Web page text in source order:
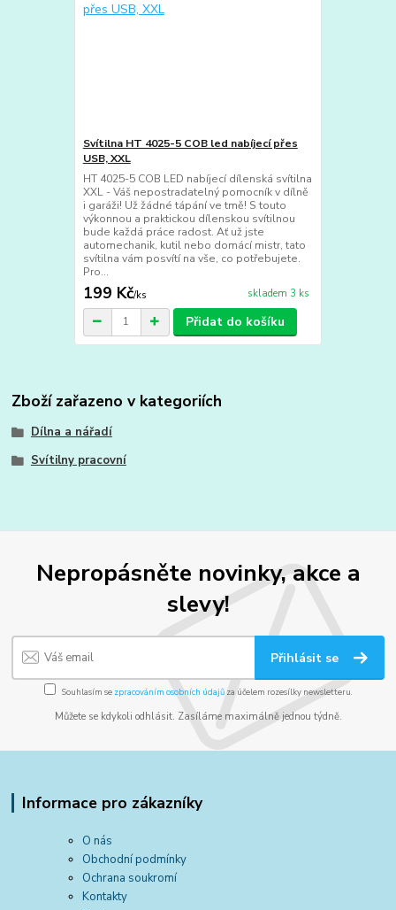
Svítilna HT 4025-5 COB led nabíjecí přes
USB, XXL
HT 4025-5 COB LED nabíjecí dílenská svítilna
XXL - Váš nepostradatelný pomocník v dílně
i garáži! Už žádné tápání ve tmě! S touto
výkonnou a praktickou dílenskou svítilnou
bude každá práce radost. Ať už jste
automechanik, kutil nebo domácí mistr, tato
svítilna vám posvítí na vše, co potřebujete.
Pro...
199 Kč/ks skladem 3 ks
Přidat do košíku
Zboží zařazeno v kategoriích
Dílna a nářadí
Svítilny pracovní
Nepropásněte novinky, akce a
slevy!
Přihlásit se
Souhlasím se zpracováním osobních údajůza účelem rozesílky newsletteru.
Můžete se kdykoli odhlásit. Zasíláme maximálně jednou týdně.
Informace pro zákazníky
O nás
Obchodní podmínky
Ochrana soukromí
Kontakty